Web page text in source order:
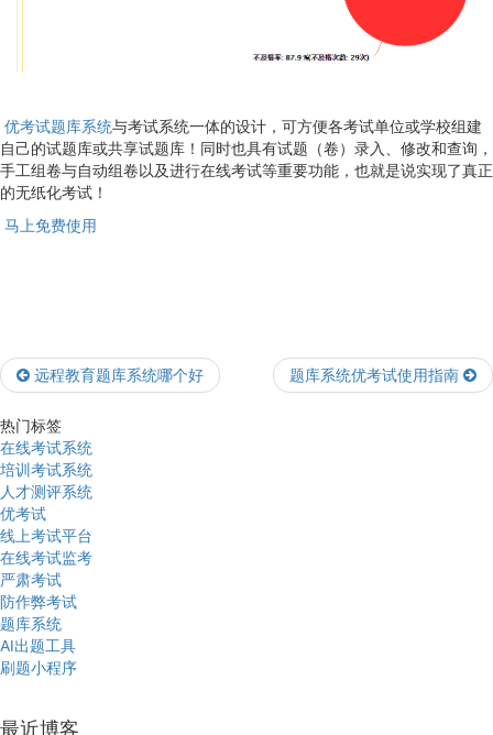
优考试题库系统与考试系统一体的设计，可方便各考试单位或学校组建
自己的试题库或共享试题库！同时也具有试题（卷）录入、修改和查询，
手工组卷与自动组卷以及进行在线考试等重要功能，也就是说实现了真正
的无纸化考试！
马上免费使用
远程教育题库系统哪个好 题库系统优考试使用指南
热门标签
在线考试系统
培训考试系统
人才测评系统
优考试
线上考试平台
在线考试监考
严肃考试
防作弊考试
题库系统
AI出题工具
刷题小程序
最近博客